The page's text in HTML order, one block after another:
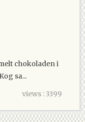
chokoladen i
sa...
views : 3399